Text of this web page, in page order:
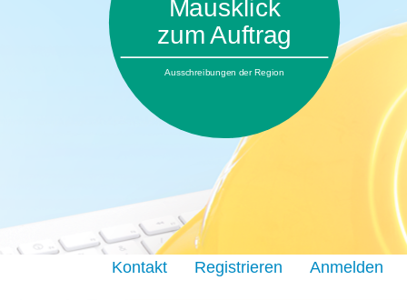
Mausklick
zum Auftrag
Ausschreibungen der Region
Kontakt Registrieren Anmelden